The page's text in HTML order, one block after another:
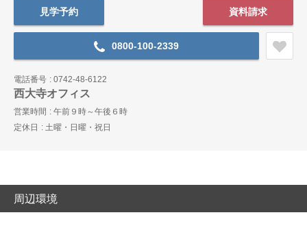
見学予約 資料請求
0800-100-2339
電話番号 0742-48-6122
西大寺オフィス
営業時間
午前９時～午後６時
定休日
土曜・日曜・祝日
周辺環境